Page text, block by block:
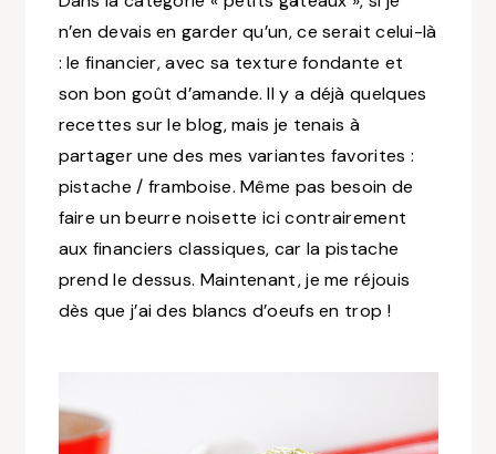
n’en devais en garder qu’un, ce serait celui-là
: le financier, avec sa texture fondante et
son bon goût d’amande. Il y a déjà quelques
recettes sur le blog, mais je tenais à
partager une des mes variantes favorites :
pistache / framboise. Même pas besoin de
faire un beurre noisette ici contrairement
aux financiers classiques, car la pistache
prend le dessus. Maintenant, je me réjouis
dès que j’ai des blancs d’oeufs en trop !